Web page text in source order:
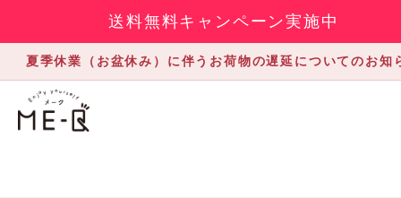
送料無料キャンペーン実施中
夏季休業（お盆休み）に伴うお荷物の遅延についてのお知